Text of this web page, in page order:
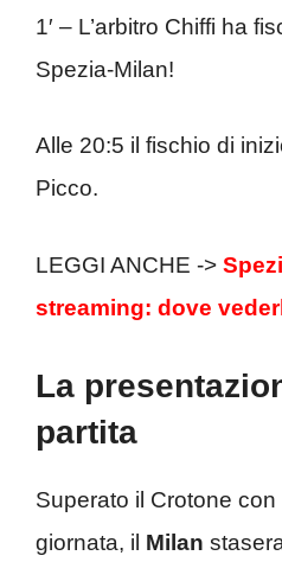
1′ – L’arbitro Chiffi ha
Spezia-Milan!
Alle 20:5 il fischio di
Picco.
LEGGI ANCHE ->
streaming: dove
La
partita
Superato il Crotone con
giornata, il Milan